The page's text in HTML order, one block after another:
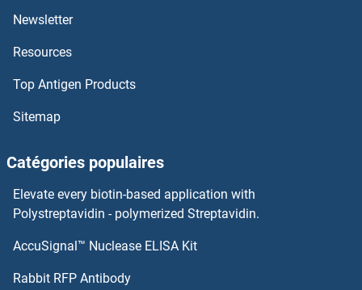
RGC32 Anticorps
RG9MTD3 Anticorps
RG9MTD2 Anticorps
RFXAP Anticorps
RFXANK Anticorps
RFX8 Anticorps
Newsletter
Resources
Top Antigen Products
Sitemap
Catégories populaires
Elevate every biotin-based application with
Polystreptavidin - polymerized Streptavidin.
AccuSignal™ Nuclease ELISA Kit
Rabbit RFP Antibody